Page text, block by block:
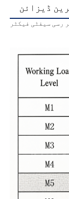
ڈیزائن
رسی سیفٹی فیکٹر